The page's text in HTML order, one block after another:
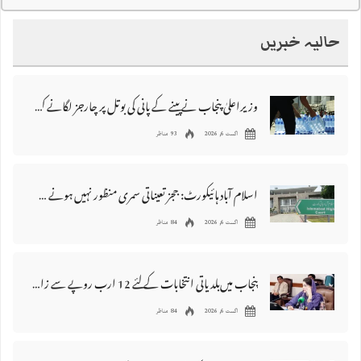
حالیہ خبریں
وزیراعلیٰ پنجاب نے پینے کے پانی کی بوتل پر چارجز لگانے کی تجویز مستر دکر دی
اگست 6, 2026 93 مناظر
اسلام آباد ہائیکورٹ: ججز تعیناتی سمری منظور نہیں‌ ہونے کے خٌلاف فیصلہ محفوظ
اگست 6, 2026 84 مناظر
پنجاب میں‌بلدیاتی انتخابات کے لئے 12 ارب روپے سے زائد مختص کرنے کی منظوری
اگست 6, 2026 84 مناظر